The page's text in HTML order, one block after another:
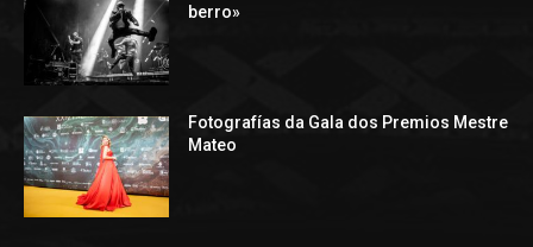
berro»
Fotografías da Gala dos Premios Mestre
Mateo